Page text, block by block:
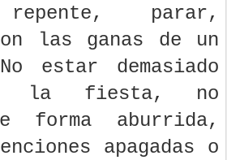
parar,
las ganas de un
estar demasiado
la fiesta, no
forma aburrida,
apagadas o